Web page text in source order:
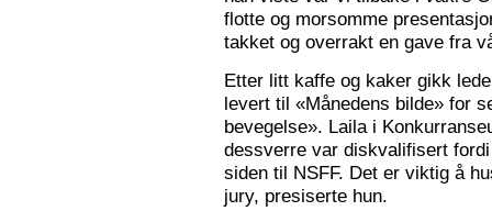
flotte og morsomme
takket og overrakt en gave fra
Etter litt kaffe og kaker gikk
levert til «Månedens bilde» for
bevegelse». Laila i
dessverre var diskvalifisert
siden til NSFF. Det er viktig å
jury, presiserte hun.